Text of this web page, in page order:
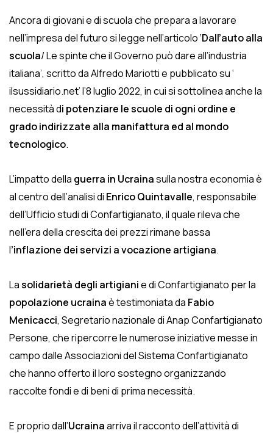
Ancora di giovani e di scuola che prepara a lavorare
nell’impresa del futuro si legge nell’articolo ‘Dall’auto alla
scuola/ Le spinte che il Governo può dare all’industria
italiana’, scritto da Alfredo Mariotti e pubblicato su ‘
ilsussidiario.net’ l’8 luglio 2022, in cui si sottolinea anche la
necessità di potenziare le scuole di ogni ordine e
grado indirizzate alla manifattura ed al mondo
tecnologico.
L’impatto della guerra in Ucrainasulla nostra economia è
al centro dell’analisi di Enrico Quintavalle, responsabile
dell’Ufficio studi di Confartigianato, il quale rileva che
nell’era della crescita dei prezzi rimane bassa
l’inflazione dei servizi a vocazione artigiana.
Lasolidarietà degli artigianie di Confartigianato per la
popolazione ucrainaè testimoniata da Fabio
Menicacci, Segretario nazionale di Anap Confartigianato
Persone, che ripercorre le numerose iniziative messe in
campo dalle Associazioni del Sistema Confartigianato
che hanno offerto il loro sostegno organizzando
raccolte fondi e di beni di prima necessità.
E proprio dall’Ucrainaarriva il racconto dell’attività di